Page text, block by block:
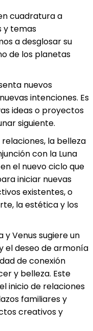
cuadratura a
y temas
a desglosar su
de los planetas
nuevos
intenciones. Es
ideas o proyectos
siguiente.
la belleza
con la Luna
el nuevo ciclo que
iniciar nuevas
existentes, o
la estética y los
y Venus sugiere un
el deseo de armonía
de conexión
y belleza. Este
inicio de relaciones
familiares y
creativos y